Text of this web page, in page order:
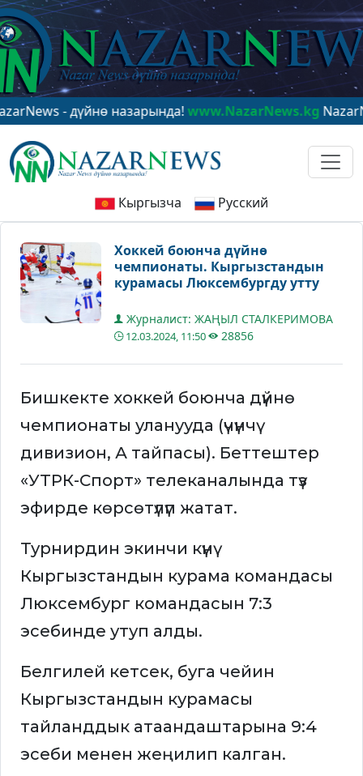
- дүйнө назарында!www.NazarNews.kgNazarNews -
Кыргызча Русский
Хоккей боюнча дүйнө
чемпионаты. Кыргызстандын
курамасы Люксембургду утту
Журналист: ЖАҢЫЛ СТАЛКЕРИМОВА
12.03.2024, 11:50 28856
Бишкекте хоккей боюнча дүйнө
чемпионаты уланууда (үчүнчү
дивизион, А тайпасы). Беттештер
«УТРК-Спорт» телеканалында түз
эфирде көрсөтүлүп жатат.
Турнирдин экинчи күнү
Кыргызстандын курама командасы
Люксембург командасын 7:3
эсебинде утуп алды.
Белгилей кетсек, буга чейин
Кыргызстандын курамасы
тайланддык атаандаштарына 9:4
эсеби менен жеңилип калган.